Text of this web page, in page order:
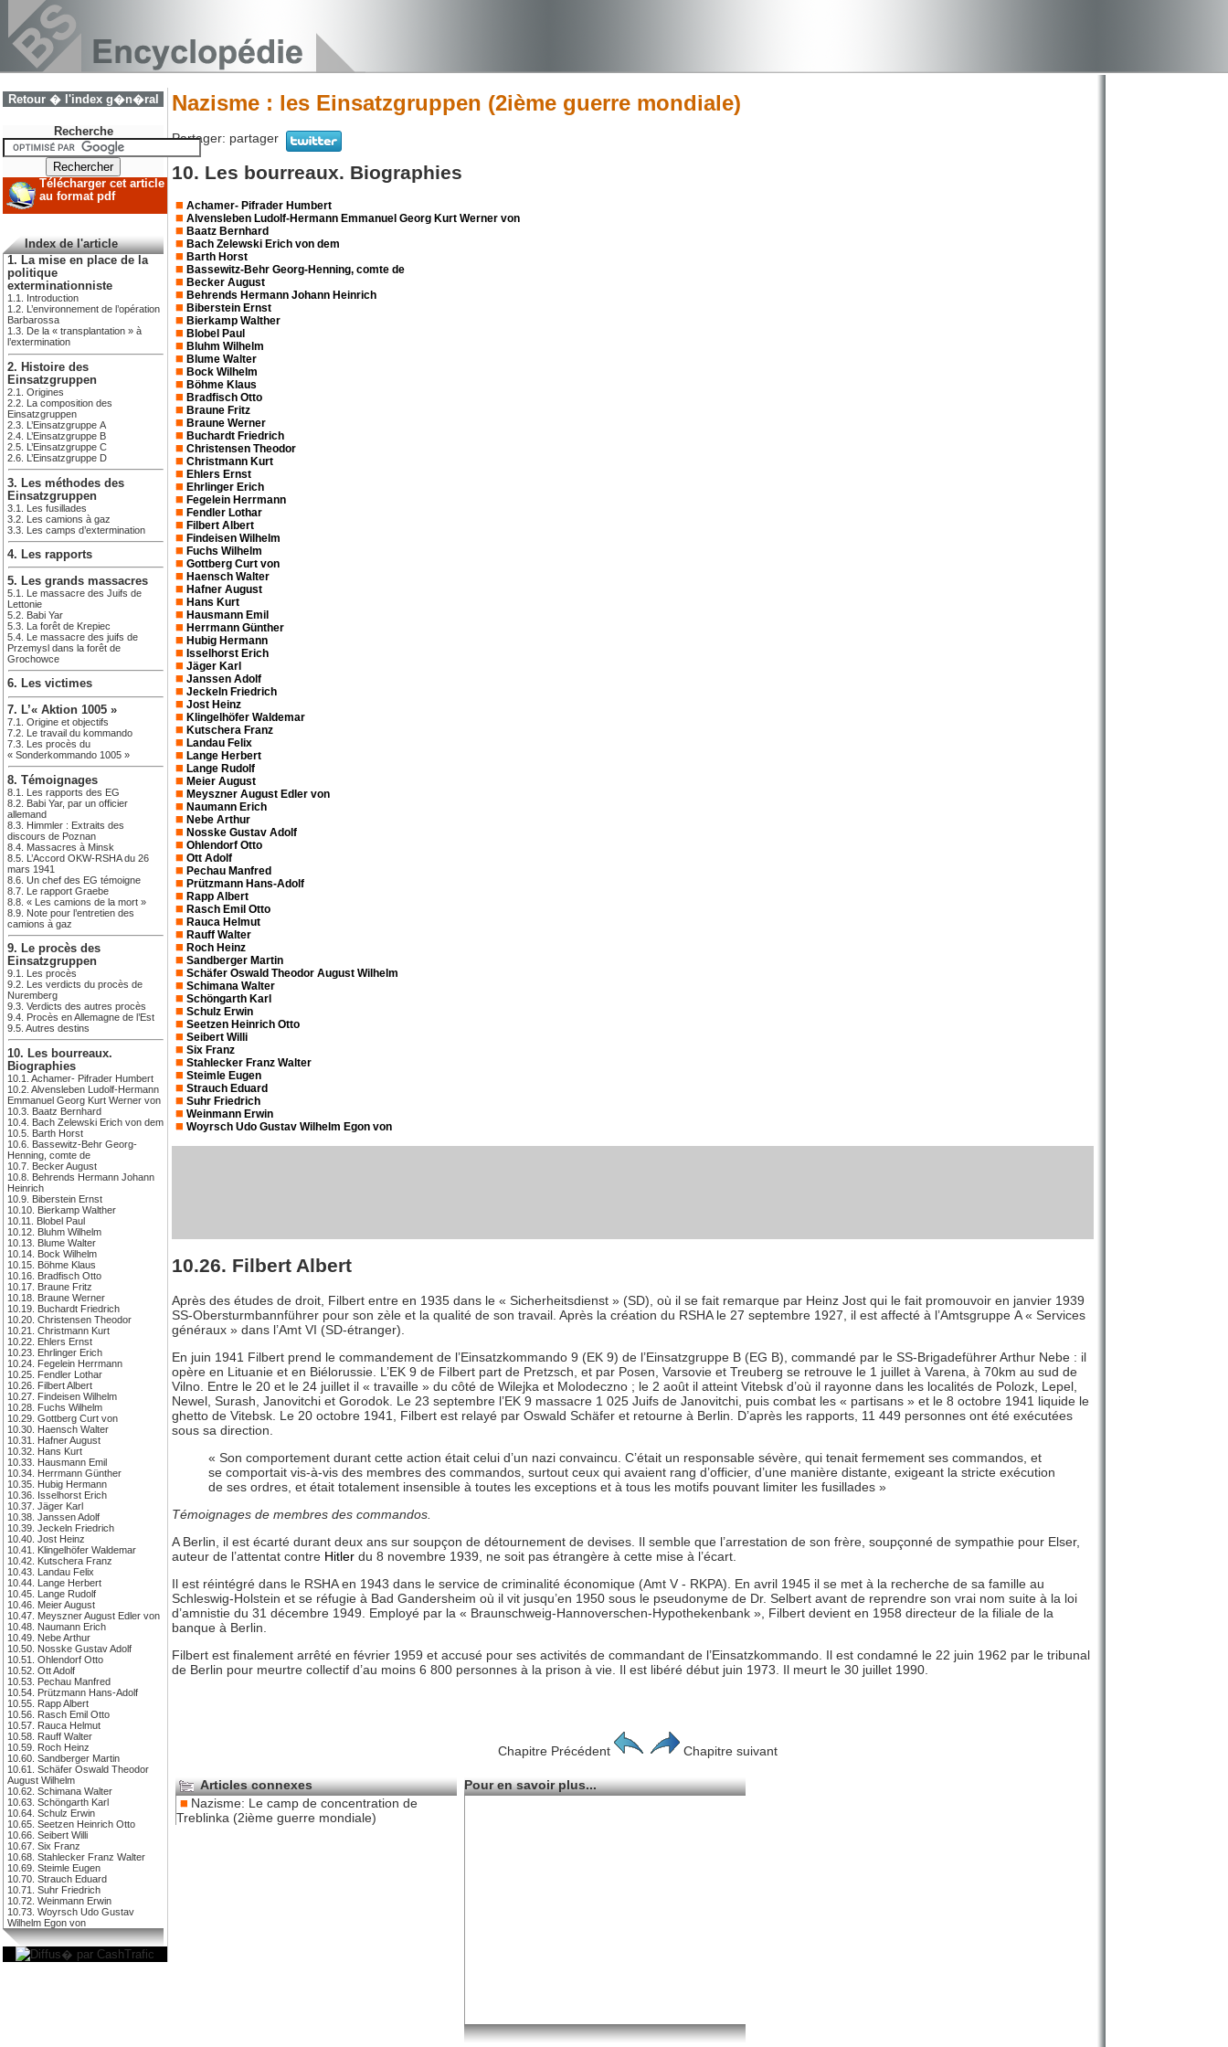
Retour � l'index g�n�ral
Recherche
Télécharger cet article
au format pdf
Index de l'article
1. La mise en place de la
politique
exterminationniste
1.1. Introduction
1.2. L’environnement de l’opération
Barbarossa
1.3. De la « transplantation » à
l’extermination
2. Histoire des
Einsatzgruppen
2.1. Origines
2.2. La composition des
Einsatzgruppen
2.3. L’Einsatzgruppe A
2.4. L’Einsatzgruppe B
2.5. L’Einsatzgruppe C
2.6. L’Einsatzgruppe D
3. Les méthodes des
Einsatzgruppen
3.1. Les fusillades
3.2. Les camions à gaz
3.3. Les camps d’extermination
4. Les rapports
5. Les grands massacres
5.1. Le massacre des Juifs de
Lettonie
5.2. Babi Yar
5.3. La forêt de Krepiec
5.4. Le massacre des juifs de
Przemysl dans la forêt de
Grochowce
6. Les victimes
7. L’« Aktion 1005 »
7.1. Origine et objectifs
7.2. Le travail du kommando
7.3. Les procès du
« Sonderkommando 1005 »
8. Témoignages
8.1. Les rapports des EG
8.2. Babi Yar, par un officier
allemand
8.3. Himmler : Extraits des
discours de Poznan
8.4. Massacres à Minsk
8.5. L’Accord OKW-RSHA du 26
mars 1941
8.6. Un chef des EG témoigne
8.7. Le rapport Graebe
8.8. « Les camions de la mort »
8.9. Note pour l’entretien des
camions à gaz
9. Le procès des
Einsatzgruppen
9.1. Les procès
9.2. Les verdicts du procès de
Nuremberg
9.3. Verdicts des autres procès
9.4. Procès en Allemagne de l’Est
9.5. Autres destins
10. Les bourreaux.
Biographies
10.1. Achamer- Pifrader Humbert
10.2. Alvensleben Ludolf-Hermann
Emmanuel Georg Kurt Werner von
10.3. Baatz Bernhard
10.4. Bach Zelewski Erich von dem
10.5. Barth Horst
10.6. Bassewitz-Behr Georg-
Henning, comte de
10.7. Becker August
10.8. Behrends Hermann Johann
Heinrich
10.9. Biberstein Ernst
10.10. Bierkamp Walther
10.11. Blobel Paul
10.12. Bluhm Wilhelm
10.13. Blume Walter
10.14. Bock Wilhelm
10.15. Böhme Klaus
10.16. Bradfisch Otto
10.17. Braune Fritz
10.18. Braune Werner
10.19. Buchardt Friedrich
10.20. Christensen Theodor
10.21. Christmann Kurt
10.22. Ehlers Ernst
10.23. Ehrlinger Erich
10.24. Fegelein Herrmann
10.25. Fendler Lothar
10.26. Filbert Albert
10.27. Findeisen Wilhelm
10.28. Fuchs Wilhelm
10.29. Gottberg Curt von
10.30. Haensch Walter
10.31. Hafner August
10.32. Hans Kurt
10.33. Hausmann Emil
10.34. Herrmann Günther
10.35. Hubig Hermann
10.36. Isselhorst Erich
10.37. Jäger Karl
10.38. Janssen Adolf
10.39. Jeckeln Friedrich
10.40. Jost Heinz
10.41. Klingelhöfer Waldemar
10.42. Kutschera Franz
10.43. Landau Felix
10.44. Lange Herbert
10.45. Lange Rudolf
10.46. Meier August
10.47. Meyszner August Edler von
10.48. Naumann Erich
10.49. Nebe Arthur
10.50. Nosske Gustav Adolf
10.51. Ohlendorf Otto
10.52. Ott Adolf
10.53. Pechau Manfred
10.54. Prützmann Hans-Adolf
10.55. Rapp Albert
10.56. Rasch Emil Otto
10.57. Rauca Helmut
10.58. Rauff Walter
10.59. Roch Heinz
10.60. Sandberger Martin
10.61. Schäfer Oswald Theodor
August Wilhelm
10.62. Schimana Walter
10.63. Schöngarth Karl
10.64. Schulz Erwin
10.65. Seetzen Heinrich Otto
10.66. Seibert Willi
10.67. Six Franz
10.68. Stahlecker Franz Walter
10.69. Steimle Eugen
10.70. Strauch Eduard
10.71. Suhr Friedrich
10.72. Weinmann Erwin
10.73. Woyrsch Udo Gustav
Wilhelm Egon von
Nazisme : les Einsatzgruppen (2ième guerre mondiale)
Partager: partager
10. Les bourreaux. Biographies
Achamer- Pifrader Humbert
Alvensleben Ludolf-Hermann Emmanuel Georg Kurt Werner von
Baatz Bernhard
Bach Zelewski Erich von dem
Barth Horst
Bassewitz-Behr Georg-Henning, comte de
Becker August
Behrends Hermann Johann Heinrich
Biberstein Ernst
Bierkamp Walther
Blobel Paul
Bluhm Wilhelm
Blume Walter
Bock Wilhelm
Böhme Klaus
Bradfisch Otto
Braune Fritz
Braune Werner
Buchardt Friedrich
Christensen Theodor
Christmann Kurt
Ehlers Ernst
Ehrlinger Erich
Fegelein Herrmann
Fendler Lothar
Filbert Albert
Findeisen Wilhelm
Fuchs Wilhelm
Gottberg Curt von
Haensch Walter
Hafner August
Hans Kurt
Hausmann Emil
Herrmann Günther
Hubig Hermann
Isselhorst Erich
Jäger Karl
Janssen Adolf
Jeckeln Friedrich
Jost Heinz
Klingelhöfer Waldemar
Kutschera Franz
Landau Felix
Lange Herbert
Lange Rudolf
Meier August
Meyszner August Edler von
Naumann Erich
Nebe Arthur
Nosske Gustav Adolf
Ohlendorf Otto
Ott Adolf
Pechau Manfred
Prützmann Hans-Adolf
Rapp Albert
Rasch Emil Otto
Rauca Helmut
Rauff Walter
Roch Heinz
Sandberger Martin
Schäfer Oswald Theodor August Wilhelm
Schimana Walter
Schöngarth Karl
Schulz Erwin
Seetzen Heinrich Otto
Seibert Willi
Six Franz
Stahlecker Franz Walter
Steimle Eugen
Strauch Eduard
Suhr Friedrich
Weinmann Erwin
Woyrsch Udo Gustav Wilhelm Egon von
10.26. Filbert Albert
Après des études de droit, Filbert entre en 1935 dans le « Sicherheitsdienst » (SD), où il se fait remarque par Heinz Jost qui le fait promouvoir en janvier 1939
SS-Obersturmbannführer pour son zèle et la qualité de son travail. Après la création du RSHA le 27 septembre 1927, il est affecté à l’Amtsgruppe A « Services
généraux » dans l’Amt VI (SD-étranger).
En juin 1941 Filbert prend le commandement de l’Einsatzkommando 9 (EK 9) de l’Einsatzgruppe B (EG B), commandé par le SS-Brigadeführer Arthur Nebe : il
opère en Lituanie et en Biélorussie. L’EK 9 de Filbert part de Pretzsch, et par Posen, Varsovie et Treuberg se retrouve le 1 juillet à Varena, à 70km au sud de
Vilno. Entre le 20 et le 24 juillet il « travaille » du côté de Wilejka et Molodeczno ; le 2 août il atteint Vitebsk d’où il rayonne dans les localités de Polozk, Lepel,
Newel, Surash, Janovitchi et Gorodok. Le 23 septembre l’EK 9 massacre 1 025 Juifs de Janovitchi, puis combat les « partisans » et le 8 octobre 1941 liquide le
ghetto de Vitebsk. Le 20 octobre 1941, Filbert est relayé par Oswald Schäfer et retourne à Berlin. D’après les rapports, 11 449 personnes ont été exécutées
sous sa direction.
« Son comportement durant cette action était celui d’un nazi convaincu. C’était un responsable sévère, qui tenait fermement ses commandos, et
se comportait vis-à-vis des membres des commandos, surtout ceux qui avaient rang d’officier, d’une manière distante, exigeant la stricte exécution
de ses ordres, et était totalement insensible à toutes les exceptions et à tous les motifs pouvant limiter les fusillades »
Témoignages de membres des commandos.
A Berlin, il est écarté durant deux ans sur soupçon de détournement de devises. Il semble que l’arrestation de son frère, soupçonné de sympathie pour Elser,
auteur de l’attentat contre Hitler du 8 novembre 1939, ne soit pas étrangère à cette mise à l’écart.
Il est réintégré dans le RSHA en 1943 dans le service de criminalité économique (Amt V - RKPA). En avril 1945 il se met à la recherche de sa famille au
Schleswig-Holstein et se réfugie à Bad Gandersheim où il vit jusqu’en 1950 sous le pseudonyme de Dr. Selbert avant de reprendre son vrai nom suite à la loi
d’amnistie du 31 décembre 1949. Employé par la « Braunschweig-Hannoverschen-Hypothekenbank », Filbert devient en 1958 directeur de la filiale de la
banque à Berlin.
Filbert est finalement arrêté en février 1959 et accusé pour ses activités de commandant de l’Einsatzkommando. Il est condamné le 22 juin 1962 par le tribunal
de Berlin pour meurtre collectif d’au moins 6 800 personnes à la prison à vie. Il est libéré début juin 1973. Il meurt le 30 juillet 1990.
Chapitre Précédent Chapitre suivant
Articles connexes
Nazisme: Le camp de concentration de
Treblinka (2ième guerre mondiale)
Pour en savoir plus...